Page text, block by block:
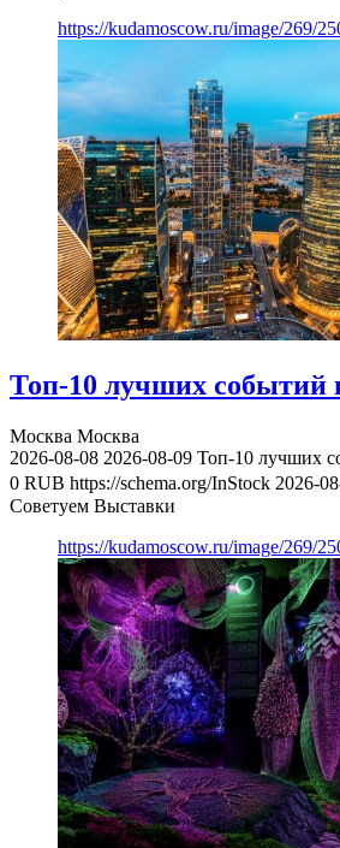
https://kudamoscow.ru/image/269/
Топ-10 лучших событий
Москва Москва
2026-08-08 2026-08-09 Топ-10 лучших
0 RUB https://schema.org/InStock 2026-
Советуем Выставки
https://kudamoscow.ru/image/269/